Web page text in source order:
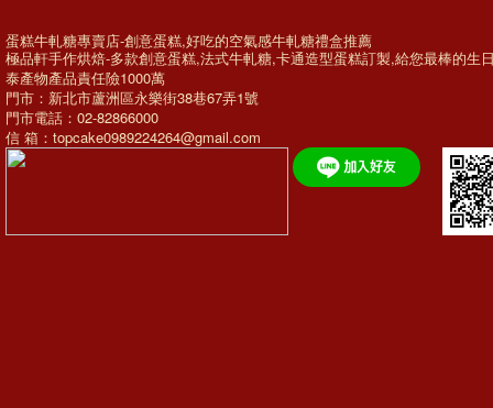
蛋糕牛軋糖專賣店-創意蛋糕,好吃的空氣感牛軋糖禮盒推薦
極品軒手作烘焙-多款創意蛋糕,法式牛軋糖,卡通造型蛋糕訂製,給您最棒的生
泰產物產品責任險1000萬
門市：新北市蘆洲區永樂街38巷67弄1號
門市電話：02-82866000
信 箱：topcake0989224264@gmail.com